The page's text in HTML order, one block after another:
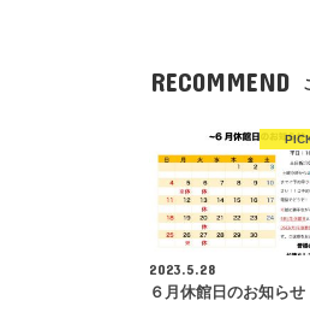
RECOMMEND
2023.5.28
６月休館日のお知らせ